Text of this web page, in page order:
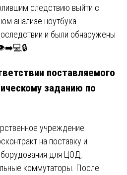
следствию выйти с
анализе ноутбука
и были обнаружены
поставляемого
заданию по
учреждение
на поставку и
для ЦОД,
коммутаторы. После